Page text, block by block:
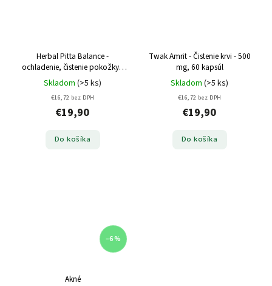
Herbal Pitta Balance -
ochladenie, čistenie pokožky -
500 mg, 60 kapsúl
Skladom (>5 ks)
€16,72 bez DPH
€19,90
Do košíka
Twak Amrit - Čistenie krvi - 500
mg, 60 kapsúl
Skladom (>5 ks)
€16,72 bez DPH
€19,90
Do košíka
–6 %
Akné